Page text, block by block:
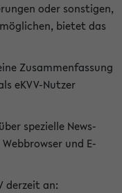
oder sonstigen,
bietet das
Zusammenfassung
eKVV-Nutzer
spezielle News-
und E-
derzeit an: